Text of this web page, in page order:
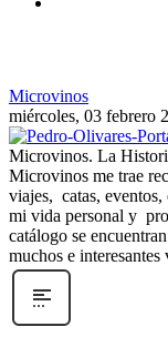
Microvinos
miércoles, 03 febrero
Microvinos. La
Microvinos me trae
viajes, catas,
mi vida personal y
catálogo se
muchos e interesantes